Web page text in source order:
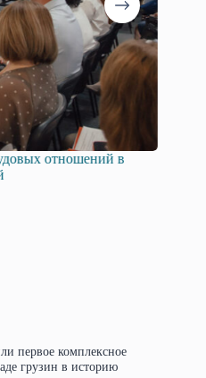
отношений в
первое комплексное
грузин в историю